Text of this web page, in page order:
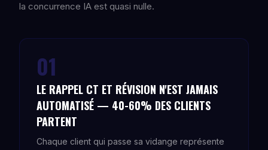
la concurrence IA est quasi nulle.
01
LE RAPPEL CT ET RÉVISION N'EST JAMAIS
AUTOMATISÉ — 40-60% DES CLIENTS
PARTENT
Chaque client qui passe sa vidange représente